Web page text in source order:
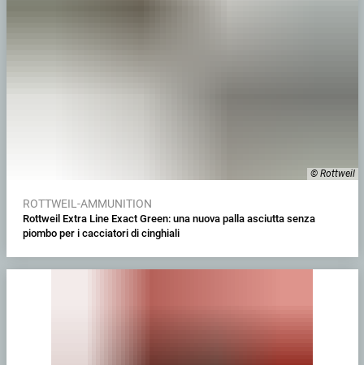
© Rottweil
ROTTWEIL-AMMUNITION
Rottweil Extra Line Exact Green: una nuova palla asciutta senza
piombo per i cacciatori di cinghiali